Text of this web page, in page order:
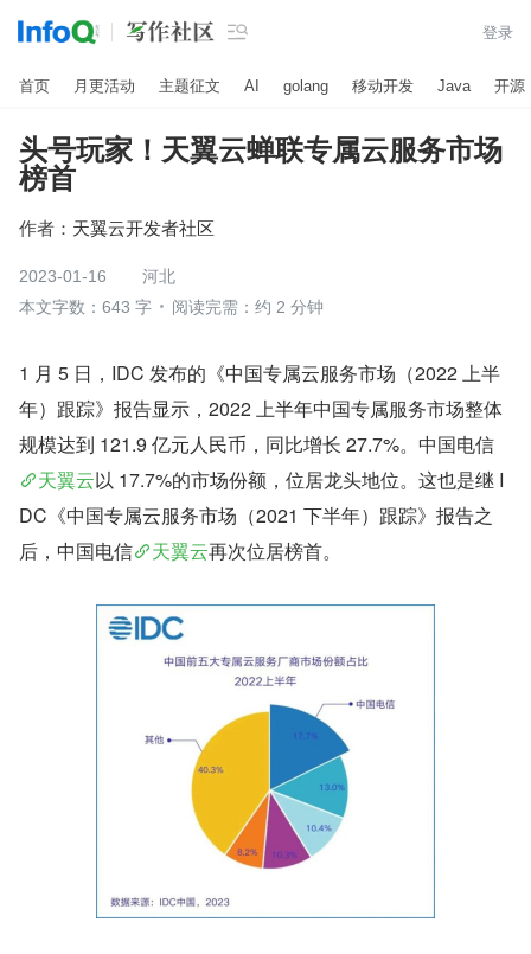
 登录
首页 月更活动 主题征文 AI golang 移动开发 Java 开源
头号玩家！天翼云蝉联专属云服务市场
榜首
作者： 天翼云开发者社区
2023-01-16
河北
本文字数：643 字
阅读完需：约 2 分钟
1 月 5 日，IDC 发布的《中国专属云服务市场（2022 上半
年）跟踪》报告显示，2022 上半年中国专属服务市场整体
规模达到 121.9 亿元人民币，同比增长 27.7%。中国电信
天翼云以 17.7%的市场份额，位居龙头地位。这也是继 I
DC《中国专属云服务市场（2021 下半年）跟踪》报告之
后，中国电信
天翼云再次位居榜首。